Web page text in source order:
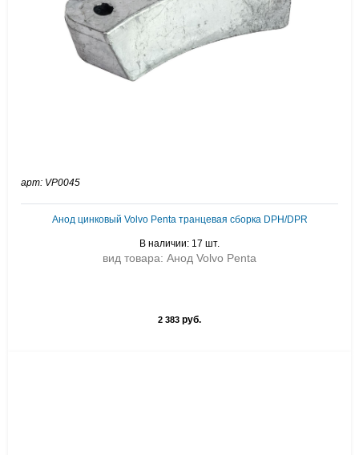
арт: VP0045
Анод цинковый Volvo Penta транцевая сборка DPH/DPR
В наличии: 17 шт.
вид товара: Анод Volvo Penta
2 383 руб.